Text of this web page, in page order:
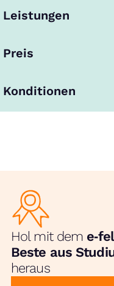
Leistungen
Preis
Konditionen
Hol mit dem
Beste aus
heraus